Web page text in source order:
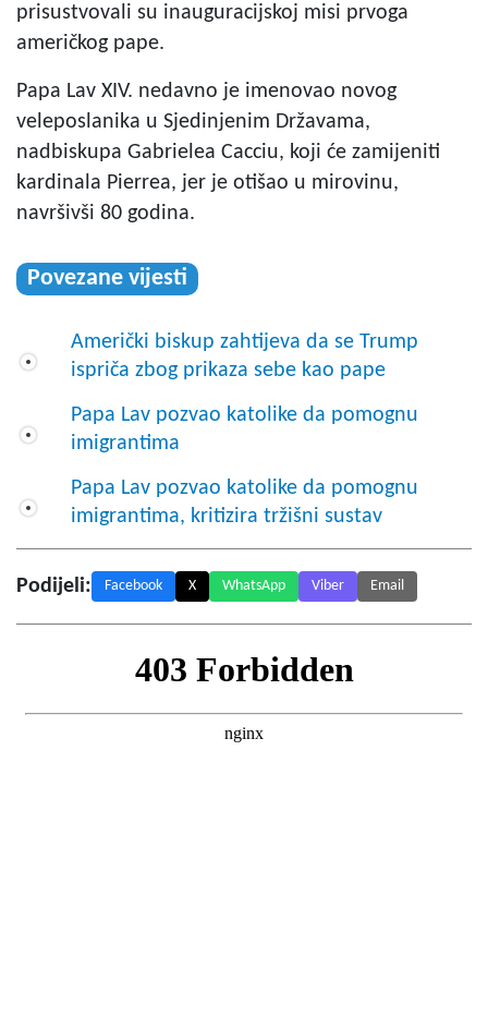
prisustvovali su inauguracijskoj misi prvoga
američkog pape.
Papa Lav XIV. nedavno je imenovao novog
veleposlanika u Sjedinjenim Državama,
nadbiskupa Gabrielea Cacciu, koji će zamijeniti
kardinala Pierrea, jer je otišao u mirovinu,
navršivši 80 godina.
Povezane vijesti
Američki biskup zahtijeva da se Trump
ispriča zbog prikaza sebe kao pape
Papa Lav pozvao katolike da pomognu
imigrantima
Papa Lav pozvao katolike da pomognu
imigrantima, kritizira tržišni sustav
Podijeli: Facebook X WhatsApp Viber Email